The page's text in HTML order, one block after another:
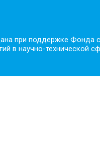
при поддержке Фонда
в научно-технической